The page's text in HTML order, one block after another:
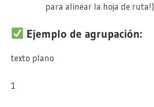
para alinear la hoja de ruta!)
Ejemplo de agrupación:
texto plano
1